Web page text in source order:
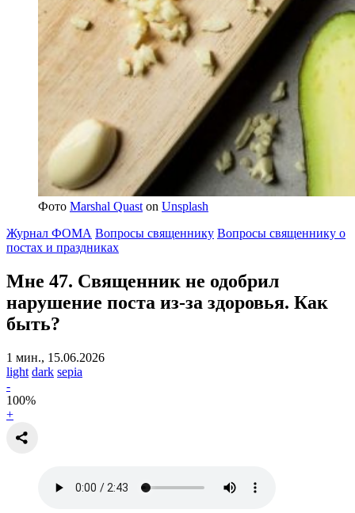
Фото Marshal Quast on Unsplash
Журнал ФОМА Вопросы священнику Вопросы священнику о
постах и праздниках
Мне 47. Священник не одобрил
нарушение поста из-за здоровья. Как
быть?
1 мин., 15.06.2026
light dark sepia
-
100%
+